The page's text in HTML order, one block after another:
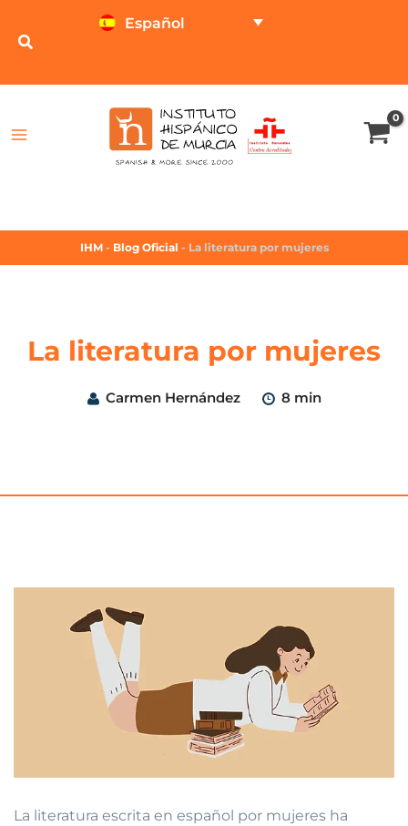
Español
IHM - Blog Oficial - La literatura por mujeres
La literatura por mujeres
Carmen Hernández 8 min
La literatura escrita en español por mujeres ha